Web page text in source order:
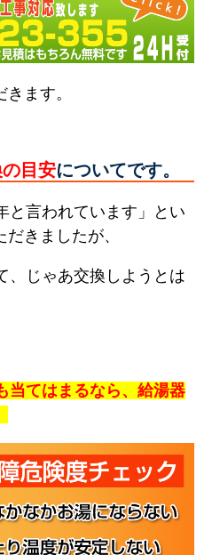
ます。
目安についてです。
と言われています」とい
きましたが、
、じゃあ交換しようとは
当てはまるなら、給湯器